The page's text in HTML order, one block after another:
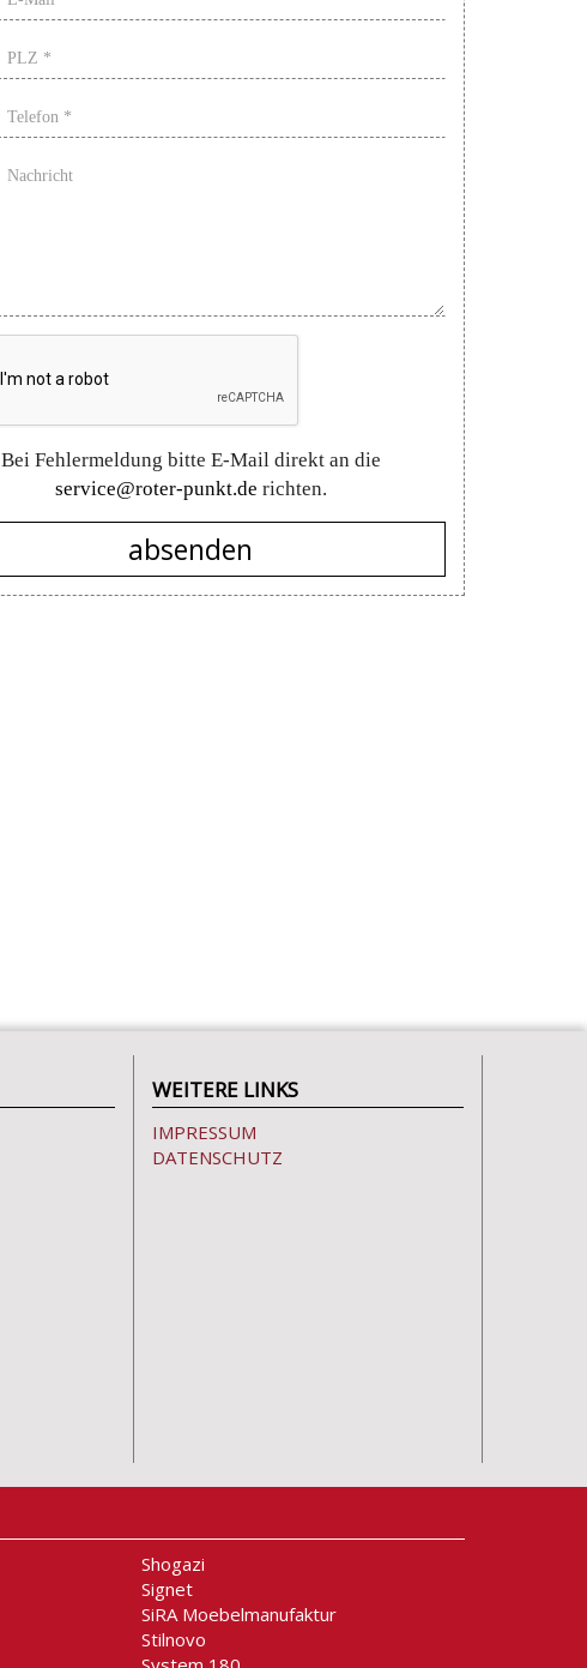
*
*
*
Bei Fehlermeldung bitte E-Mail direkt an die
service@roter-punkt.de richten.
absenden
WEITERE LINKS
IMPRESSUM
DATENSCHUTZ
Shogazi
Signet
SiRA Moebelmanufaktur
Stilnovo